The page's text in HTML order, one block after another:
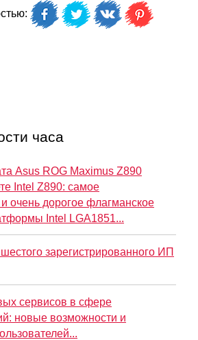
часа
Asus ROG Maximus Z890
Intel Z890: самое
очень дорогое флагманское
Intel LGA1851...
зарегистрированного ИП
сервисов в сфере
новые возможности и